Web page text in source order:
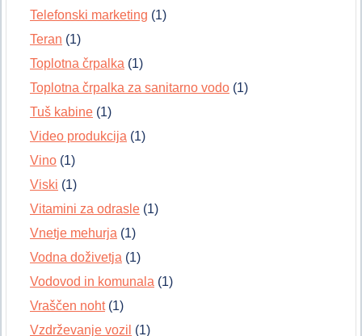
Telefonski marketing (1)
Teran (1)
Toplotna črpalka (1)
Toplotna črpalka za sanitarno vodo (1)
Tuš kabine (1)
Video produkcija (1)
Vino (1)
Viski (1)
Vitamini za odrasle (1)
Vnetje mehurja (1)
Vodna doživetja (1)
Vodovod in komunala (1)
Vraščen noht(1)
Vzdrževanje vozil (1)